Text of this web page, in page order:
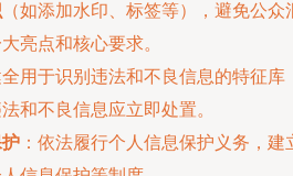
（如添加水印、标签等），避免公众
亮点和核心要求。
全用于识别违法和不良信息的特征库
和不良信息应立即处置。
：依法履行个人信息保护义务，建